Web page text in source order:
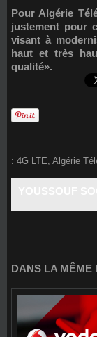
Pour Algérie
justement pour
visant à
haut et très
qualité».
: 4G LTE Algérie
DANS LA MÊME